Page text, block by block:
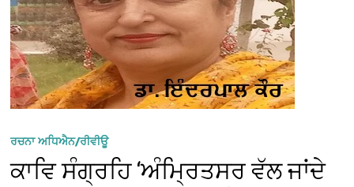
ਰਚਨਾ ਅਧਿਐਨ/ਰੀਵੀਊ
ਕਾਵਿ ਸੰਗ੍ਰਹਿ ‘ਅੰਮ੍ਰਿਤਸਰ ਵੱਲ ਜਾਂਦੇ